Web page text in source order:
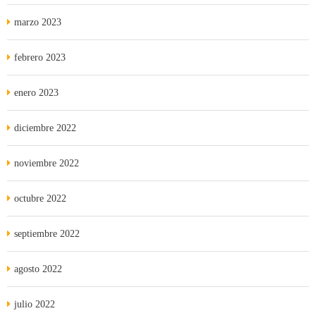
marzo 2023
febrero 2023
enero 2023
diciembre 2022
noviembre 2022
octubre 2022
septiembre 2022
agosto 2022
julio 2022